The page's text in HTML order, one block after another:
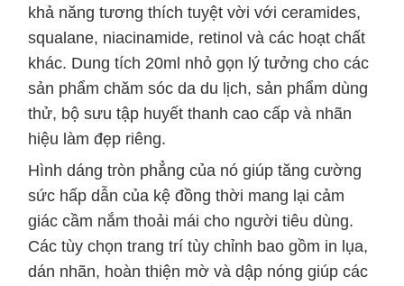
khả năng tương thích tuyệt vời với ceramides,
squalane, niacinamide, retinol và các hoạt chất
khác. Dung tích 20ml nhỏ gọn lý tưởng cho các
sản phẩm chăm sóc da du lịch, sản phẩm dùng
thử, bộ sưu tập huyết thanh cao cấp và nhãn
hiệu làm đẹp riêng.
Hình dáng tròn phẳng của nó giúp tăng cường
sức hấp dẫn của kệ đồng thời mang lại cảm
giác cầm nắm thoải mái cho người tiêu dùng.
Các tùy chọn trang trí tùy chỉnh bao gồm in lụa,
dán nhãn, hoàn thiện mờ và dập nóng giúp các